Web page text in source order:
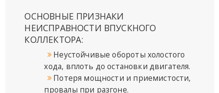
ОСНОВНЫЕ ПРИЗНАКИ
НЕИСПРАВНОСТИ ВПУСКНОГО
КОЛЛЕКТОРА:
Неустойчивые обороты холостого
хода, вплоть до остановки двигателя.
Потеря мощности и приемистости,
провалы при разгоне.